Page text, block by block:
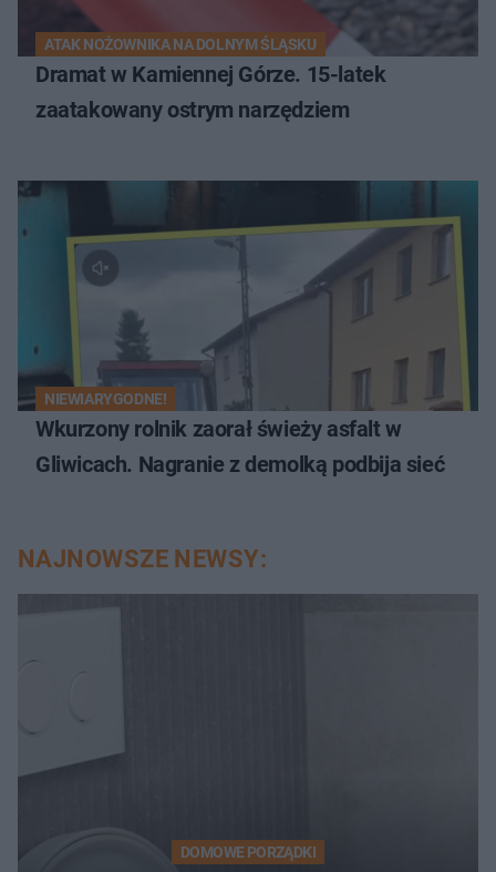
ATAK NOŻOWNIKA NA DOLNYM ŚLĄSKU
Dramat w Kamiennej Górze. 15-latek
zaatakowany ostrym narzędziem
NIEWIARYGODNE!
Wkurzony rolnik zaorał świeży asfalt w
Gliwicach. Nagranie z demolką podbija sieć
NAJNOWSZE NEWSY:
DOMOWE PORZĄDKI